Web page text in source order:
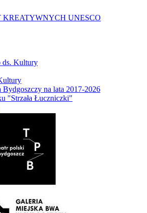
UNESCO
ds. Kultury
na lata 2017-2026
"Strzała Łuczniczki"